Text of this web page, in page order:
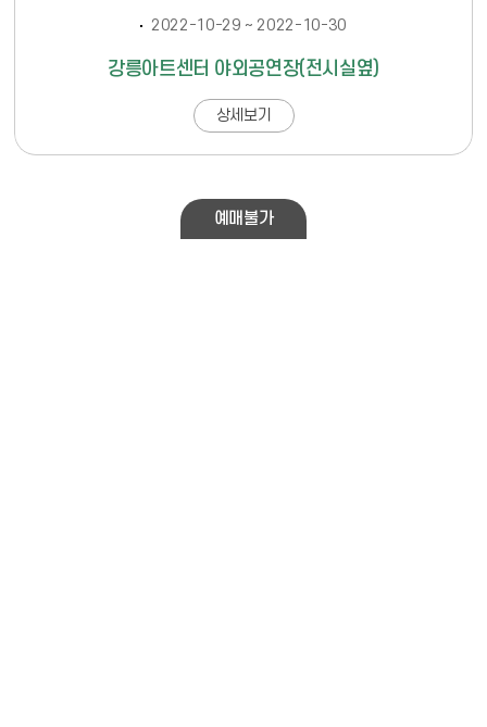
2022-10-29 ~ 2022-10-30
강릉아트센터 야외공연장(전시실옆)
상세보기
예매불가